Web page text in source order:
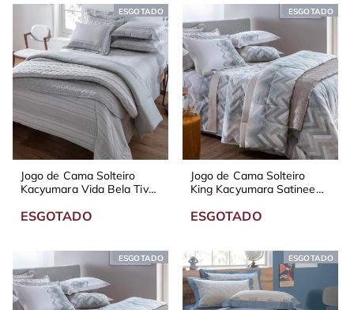
ESGOTADO
Jogo de Cama Solteiro
Kacyumara Vida Bela Tivar
ESGOTADO
ESGOTADO
Jogo de Cama Solteiro
King Kacyumara Satinee
ESGOTADO
ESGOTADO ESGOTADO